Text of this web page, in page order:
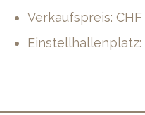
Verkaufspreis: CHF
Einstellhallenplatz: